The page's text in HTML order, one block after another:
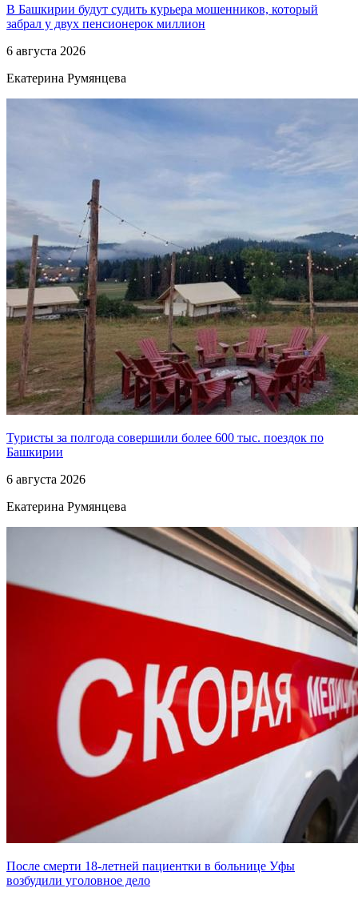
В Башкирии будут судить курьера мошенников, который
забрал у двух пенсионерок миллион
6 августа 2026
Екатерина Румянцева
Туристы за полгода совершили более 600 тыс. поездок по
Башкирии
6 августа 2026
Екатерина Румянцева
После смерти 18-летней пациентки в больнице Уфы
возбудили уголовное дело